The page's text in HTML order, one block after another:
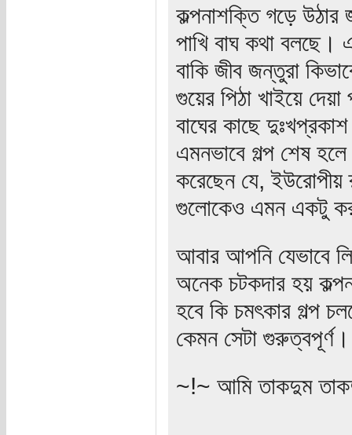
কল্পনাশক্তি গড়ে উঠার
পাখি বাঘ কথা বলছে।
বাকি জীব জন্তুরা
গুয়ের পিঠা খাইয়ে
বাঘের কাছে
এমনভাবে গল্প শেষ
করেছেন যে, ইউরোপীয়
গুলোকেও এমন একটু
আবার আপনি যেভাবে
অনেক চটকদার হয়
হবে কি চমৎকার গল্প
কেমন সেটা গুরুত্বপূর্ণ।
~!~ আমি তাকদুম